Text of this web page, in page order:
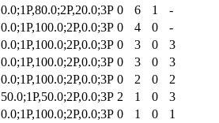
0.0;1P,80.0;2P,20.0;3P 0 6 1
-
0.0;1P,100.0;2P,0.0;3P 0 4 0
-
0.0;1P,100.0;2P,0.0;3P 0 3 0
3
0.0;1P,100.0;2P,0.0;3P 0 3 0
3
0.0;1P,100.0;2P,0.0;3P 0 2 0
2
50.0;1P,50.0;2P,0.0;3P 2 1 0
3
0.0;1P,100.0;2P,0.0;3P 0 1 0
1